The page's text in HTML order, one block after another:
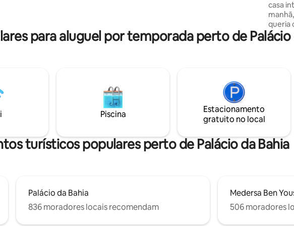
jantar para 4 a 6 pessoas.
casa
manhã,
queria
da Medina
minuto
muito
para aluguel por temporada perto de Palácio
Piscina
Estacionamento
gratuito no local
turísticos populares perto de Palácio da Bahia
Palácio da Bahia
836 moradores locais recomendam
Medersa Ben
506 moradores